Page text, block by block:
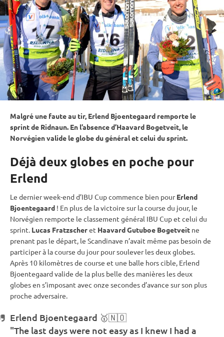
Malgré une faute au tir, Erlend Bjoentegaard remporte le
sprintde Ridnaun. En l’absence d’Haavard Bogetveit, le
Norvégien valide le globe du général et celui dusprint.
Déjà deux globes en poche pour
Erlend
Le dernier week-end d’IBU Cupcommence bien pourErlend
Bjoentegaard ! En plus de la victoire sur la course du jour, le
Norvégien remporte le classement général IBU Cupet celui du
sprint. Lucas Fratzscheret Haavard Gutuboe Bogetveit ne
prenant pas le départ, le Scandinave n’avait même pas besoin de
participer à la course du jour pour soulever les deux globes.
Après 10 kilomètres de course et une balle horscible, Erlend
Bjoentegaard valide de la plus belle des manières les deux
globes en s’imposant avec onze secondes d’avance sur son plus
proche adversaire.
Erlend Bjoentegaard 🥇🇳🇴
"The last days were not easy as I knew I had a